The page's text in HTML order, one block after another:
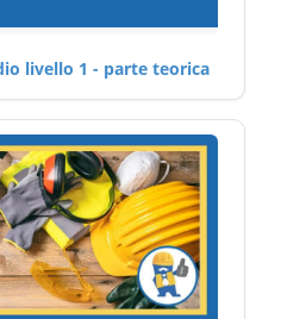
livello 1 - parte teorica